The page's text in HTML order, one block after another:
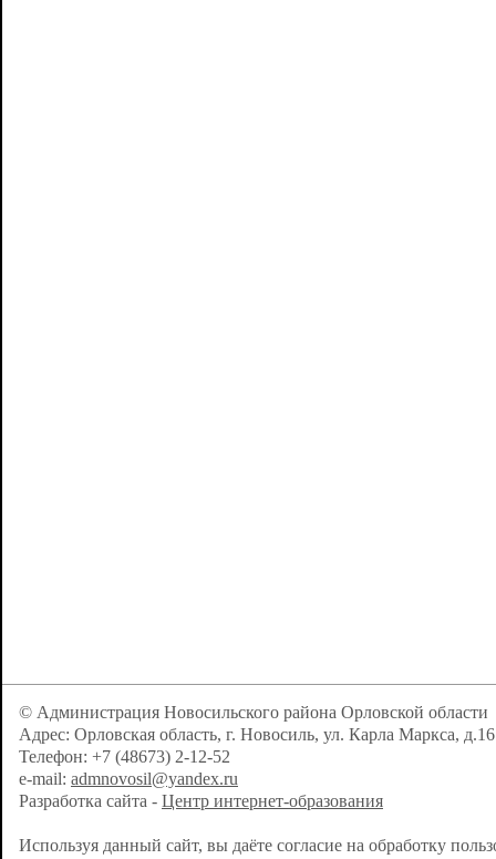
© Администрация Новосильского района Орловской области
Адрес: Орловская область, г. Новосиль, ул. Карла Маркса, д.16
Телефон: +7 (48673) 2-12-52
e-mail: admnovosil@yandex.ru
Разработка сайта - Центр интернет-образования
Используя данный сайт, вы даёте согласие на обработку